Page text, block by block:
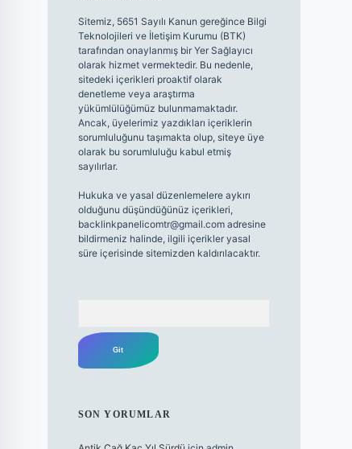
Sitemiz, 5651 Sayılı Kanun gereğince Bilgi
Teknolojileri ve İletişim Kurumu (BTK)
tarafından onaylanmış bir Yer Sağlayıcı
olarak hizmet vermektedir. Bu nedenle,
sitedeki içerikleri proaktif olarak
denetleme veya araştırma
yükümlülüğümüz bulunmamaktadır.
Ancak, üyelerimiz yazdıkları içeriklerin
sorumluluğunu taşımakta olup, siteye üye
olarak bu sorumluluğu kabul etmiş
sayılırlar.
Hukuka ve yasal düzenlemelere aykırı
olduğunu düşündüğünüz içerikleri,
backlinkpanelicomtr@gmail.comadresine
bildirmeniz halinde, ilgili içerikler yasal
süre içerisinde sitemizden kaldırılacaktır.
SON YORUMLAR